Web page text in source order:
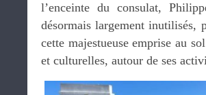
l’enceinte du consulat,
désormais largement inutilisés,
cette majestueuse emprise au
et culturelles, autour de ses